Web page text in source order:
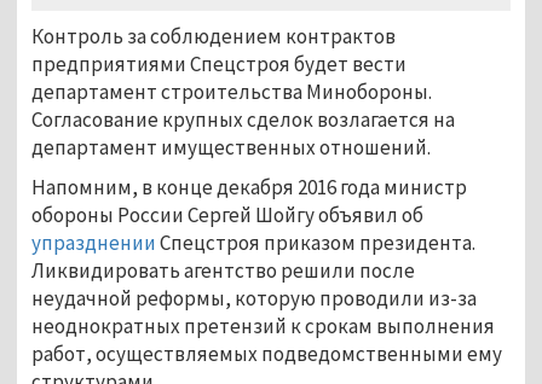
Контроль за соблюдением контрактов
предприятиями Спецстроя будет вести
департамент строительства Минобороны.
Согласование крупных сделок возлагается на
департамент имущественных отношений.
Напомним, в конце декабря 2016 года министр
обороны России Сергей Шойгу объявил об
упраздненииСпецстроя приказом президента.
Ликвидировать агентство решили после
неудачной реформы, которую проводили из-за
неоднократных претензий к срокам выполнения
работ, осуществляемых подведомственными ему